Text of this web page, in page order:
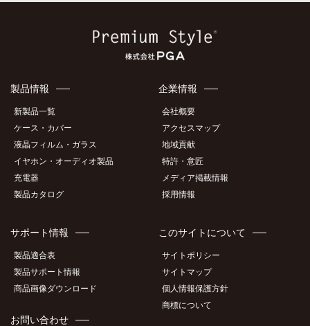
製品情報
新製品一覧
ケース・カバー
液晶フィルム・ガラス
イヤホン・オーディオ製品
充電器
製品カタログ
企業情報
会社概要
アクセスマップ
地域貢献
特許・意匠
メディア掲載情報
採用情報
サポート情報
製品適合表
製品サポート情報
商品画像ダウンロード
お問い合わせ
このサイトについて
サイトポリシー
サイトマップ
個人情報保護方針
商標について